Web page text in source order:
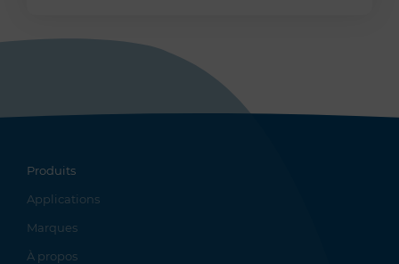
Produits
Applications
Marques
À propos